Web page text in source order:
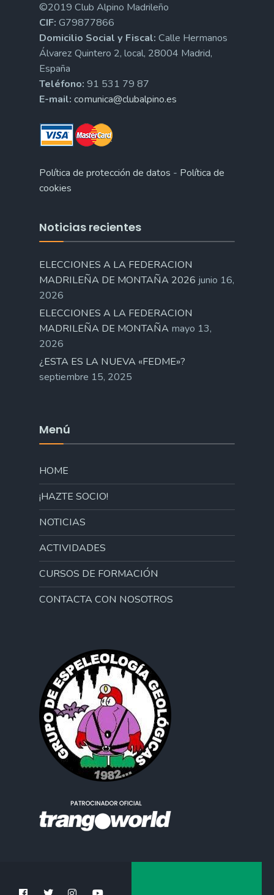
©2019 Club Alpino Madrileño
CIF: G79877866
Domicilio Social y Fiscal: Calle Hermanos
Álvarez Quintero 2, local, 28004 Madrid,
España
Teléfono: 91 531 79 87
E-mail: comunica@clubalpino.es
Política de protección de datos - Política de
cookies
Noticias recientes
ELECCIONES A LA FEDERACION
MADRILEÑA DE MONTAÑA 2026 junio 16,
2026
ELECCIONES A LA FEDERACION
MADRILEÑA DE MONTAÑA mayo 13,
2026
¿ESTA ES LA NUEVA «FEDME»?
septiembre 15, 2025
Menú
HOME
¡HAZTE SOCIO!
NOTICIAS
ACTIVIDADES
CURSOS DE FORMACIÓN
CONTACTA CON NOSOTROS